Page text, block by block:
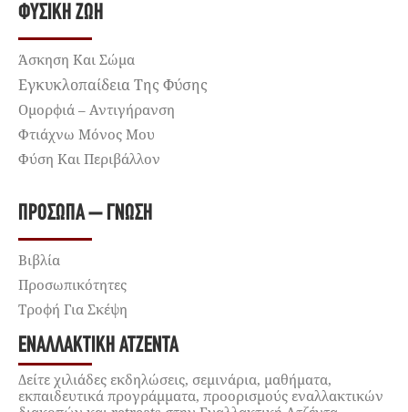
ΦΥΣΙΚΉ ΖΩΉ
Άσκηση Και Σώμα
Εγκυκλοπαίδεια Της Φύσης
Ομορφιά – Αντιγήρανση
Φτιάχνω Μόνος Μου
Φύση Και Περιβάλλον
ΠΡΌΣΩΠΑ – ΓΝΏΣΗ
Βιβλία
Προσωπικότητες
Τροφή Για Σκέψη
ΕΝΑΛΛΑΚΤΙΚΉ ΑΤΖΈΝΤΑ
Δείτε χιλιάδες εκδηλώσεις, σεμινάρια, μαθήματα,
εκπαιδευτικά προγράμματα, προορισμούς εναλλακτικών